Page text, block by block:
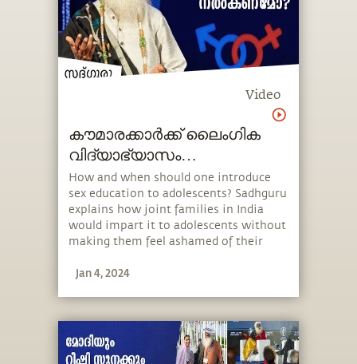
Video
കൗമാരക്കാർക്ക് ലൈംഗിക
വിദ്യാഭ്യാസം
നൽകേണ്ടതിന്റെ
പ്രാധാന്യം Sex Education
Teenssex-education-teens
How and when should one introduce
sex education to adolescents? Sadhguru
explains how joint families in India
would impart it to adolescents without
making them feel ashamed of their
it in today’s day and age. He also speaks
Jan 4, 2024